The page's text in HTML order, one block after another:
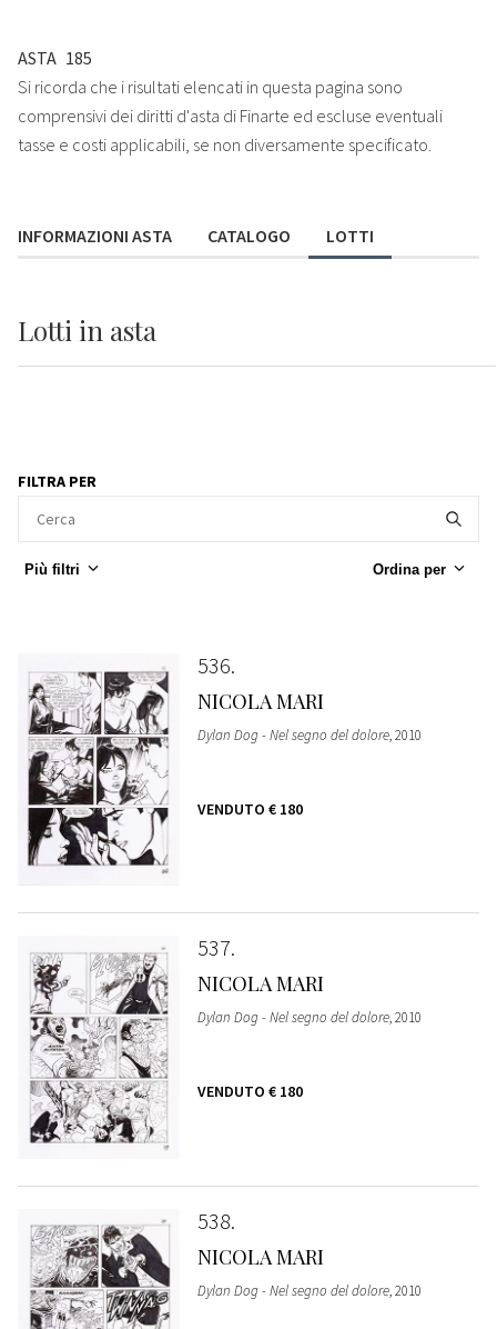
ASTA 185
Si ricorda che i risultati elencati in questa pagina sono
comprensivi dei diritti d'asta di Finarte ed escluse eventuali
tasse e costi applicabili, se non diversamente specificato.
INFORMAZIONI ASTA CATALOGO LOTTI
Lotti in asta
FILTRA PER
Più filtri Ordina per
536
NICOLA MARI
Dylan Dog - Nel segno del dolore, 2010
VENDUTO € 180
537
NICOLA MARI
Dylan Dog - Nel segno del dolore, 2010
VENDUTO € 180
538
NICOLA MARI
Dylan Dog - Nel segno del dolore, 2010